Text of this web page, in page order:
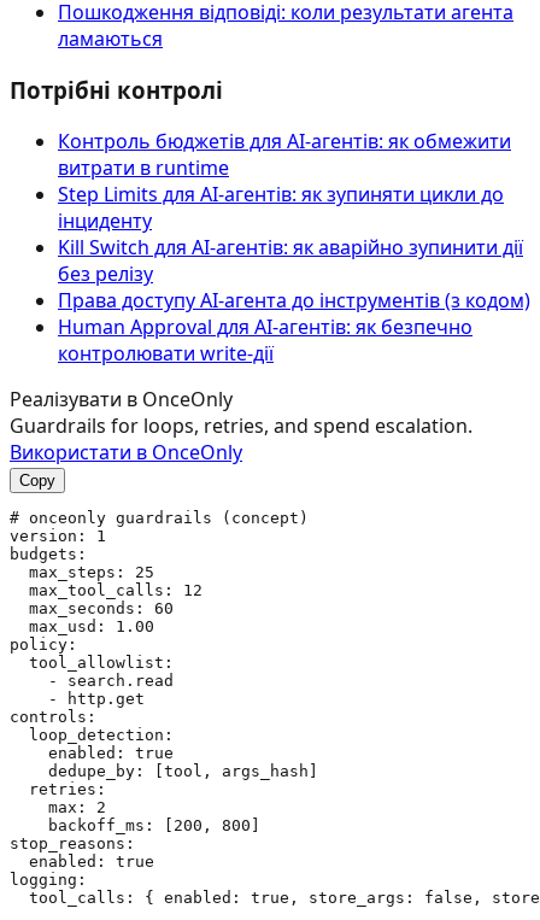
Пошкодження відповіді: коли результати агента
ламаються
Потрібні контролі
Контроль бюджетів для AI-агентів: як обмежити
витрати в runtime
Step Limits для AI-агентів: як зупиняти цикли до
інциденту
Kill Switch для AI-агентів: як аварійно зупинити дії
без релізу
Права доступу AI‑агента до інструментів (з кодом)
Human Approval для AI-агентів: як безпечно
контролювати write-дії
Реалізувати в OnceOnly
Guardrails for loops, retries, and spend escalation.
Використати в OnceOnly
Copy
# onceonly guardrails (concept)
version: 1
budgets:
  max_steps: 25
  max_tool_calls: 12
  max_seconds: 60
  max_usd: 1.00
policy:
  tool_allowlist:
    - search.read
    - http.get
controls:
  loop_detection:
    enabled: true
    dedupe_by: [tool, args_hash]
  retries:
    max: 2
    backoff_ms: [200, 800]
stop_reasons:
  enabled: true
logging: